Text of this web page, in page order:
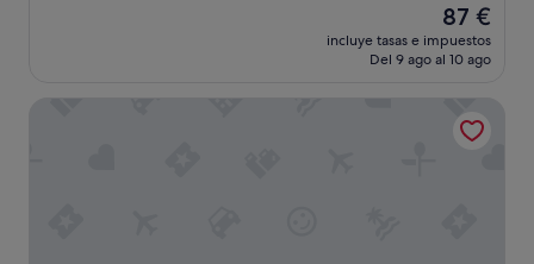
El
precio
actual
de
87 €
87 €
incluye tasas e impuestos
Del 9 ago al 10 ago